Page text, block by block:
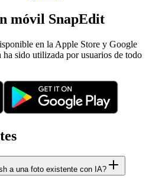
móvil SnapEdit
en la Apple Store y Google
sido utilizada por usuarios de todo
a una foto existente con IA?